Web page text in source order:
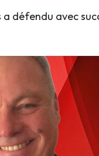
a défendu avec